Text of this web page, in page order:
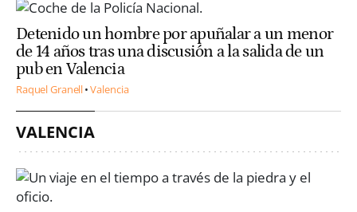
Detenido un hombre por apuñalar a un menor
de 14 años tras una discusión a la salida de un
pub en Valencia
Raquel Granell Valencia
VALENCIA